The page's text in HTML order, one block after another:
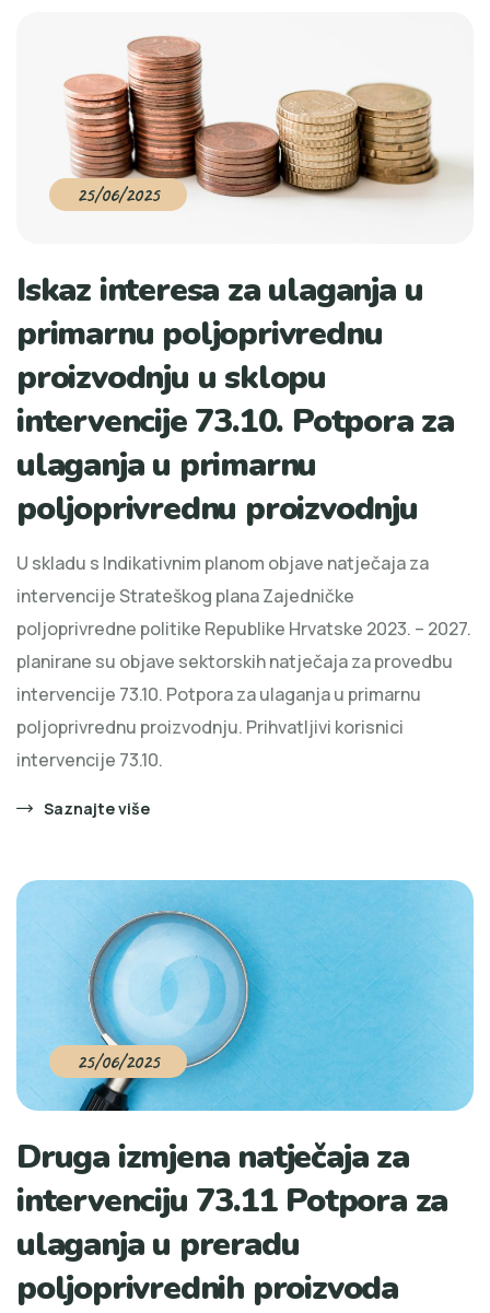
25/06/2025
Iskaz interesa za ulaganja u
primarnu poljoprivrednu
proizvodnju u sklopu
intervencije 73.10. Potpora za
ulaganja u primarnu
poljoprivrednu proizvodnju
U skladu s Indikativnim planom objave natječaja za
intervencije Strateškog plana Zajedničke
poljoprivredne politike Republike Hrvatske 2023. – 2027.
planirane su objave sektorskih natječaja za provedbu
intervencije 73.10. Potpora za ulaganja u primarnu
poljoprivrednu proizvodnju. Prihvatljivi korisnici
intervencije 73.10.
Saznajte više
25/06/2025
Druga izmjena natječaja za
intervenciju 73.11 Potpora za
ulaganja u preradu
poljoprivrednih proizvoda